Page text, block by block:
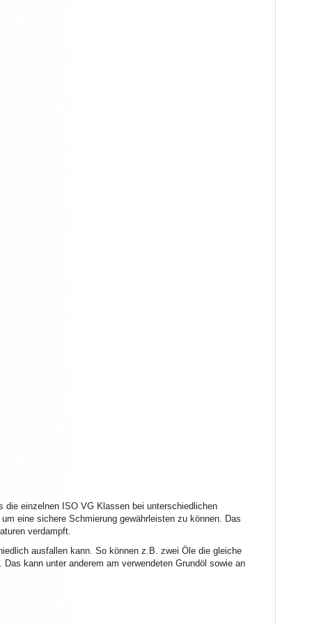
einzelnen ISO VG Klassen bei unterschiedlichen
eine sichere Schmierung gewährleisten zu können. Das
verdampft.
ausfallen kann. So können z.B. zwei Öle die gleiche
kann unter anderem am verwendeten Grundöl sowie an